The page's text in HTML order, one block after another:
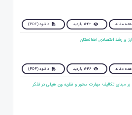
مقاله 1642 بازدید دانلود (PDF)
مقاله 1646 بازدید دانلود (PDF)
مبنای تکالیف مهارت محور و نظریه ون هیلی در تفکر